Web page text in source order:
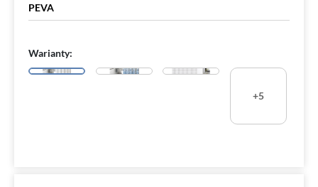
PEVA
Warianty:
+5